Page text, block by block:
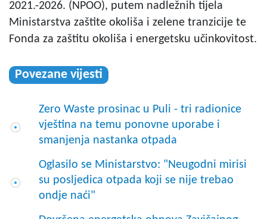
2021.-2026. (NPOO), putem nadležnih tijela
Ministarstva zaštite okoliša i zelene tranzicije te
Fonda za zaštitu okoliša i energetsku učinkovitost.
Povezane vijesti
Zero Waste prosinac u Puli - tri radionice
vještina na temu ponovne uporabe i
smanjenja nastanka otpada
Oglasilo se Ministarstvo: "Neugodni mirisi
su posljedica otpada koji se nije trebao
ondje naći"